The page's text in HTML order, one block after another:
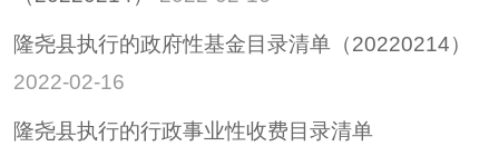
隆尧县执行的政府性基金目录清单（20220214）
2022-02-16
隆尧县执行的行政事业性收费目录清单